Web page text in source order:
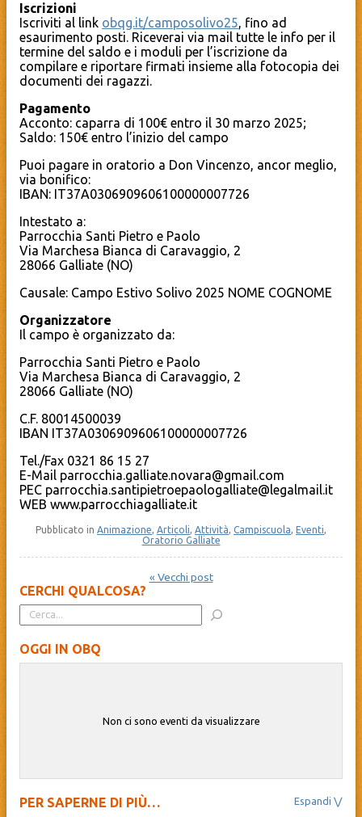
Iscrizioni
Iscriviti al link obqg.it/camposolivo25, fino ad
esaurimento posti. Riceverai via mail tutte le info per il
termine del saldo e i moduli per l’iscrizione da
compilare e riportare firmati insieme alla fotocopia dei
documenti dei ragazzi.
Pagamento
Acconto: caparra di 100€ entro il 30 marzo 2025;
Saldo: 150€ entro l’inizio del campo
Puoi pagare in oratorio a Don Vincenzo, ancor meglio,
via bonifico:
IBAN: IT37A0306909606100000007726
Intestato a:
Parrocchia Santi Pietro e Paolo
Via Marchesa Bianca di Caravaggio, 2
28066 Galliate (NO)
Causale: Campo Estivo Solivo 2025 NOME COGNOME
Organizzatore
Il campo è organizzato da:
Parrocchia Santi Pietro e Paolo
Via Marchesa Bianca di Caravaggio, 2
28066 Galliate (NO)
C.F. 80014500039
IBAN IT37A0306909606100000007726
Tel./Fax 0321 86 15 27
E-Mail parrocchia.galliate.novara@gmail.com
PEC parrocchia.santipietroepaologalliate@legalmail.it
WEB www.parrocchiagalliate.it
Pubblicato in Animazione, Articoli, Attività, Campiscuola, Eventi,
Oratorio Galliate
« Vecchi post
CERCHI QUALCOSA?
OGGI IN OBQ
Non ci sono eventi da visualizzare
PER SAPERNE DI PIÙ…